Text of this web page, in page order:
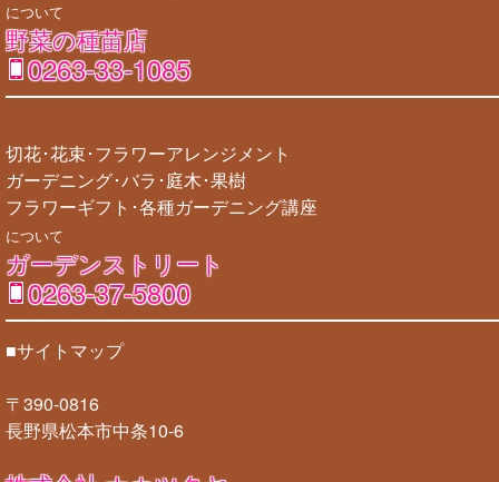
について
野菜の種苗店
0263-33-1085
切花･花束･フラワーアレンジメント
ガーデニング･バラ･庭木･果樹
フラワーギフト･各種ガーデニング講座
について
ガーデンストリート
0263-37-5800
■サイトマップ
〒390-0816
長野県松本市中条10-6